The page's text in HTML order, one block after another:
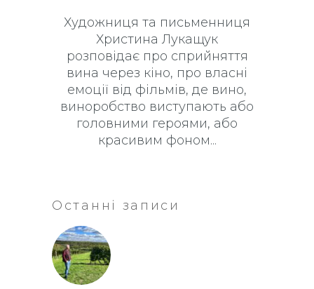
Художниця та письменниця
Христина Лукащук
розповідає про сприйняття
вина через кіно, про власні
емоції від фільмів, де вино,
виноробство виступають або
головними героями, або
красивим фоном
Останні записи